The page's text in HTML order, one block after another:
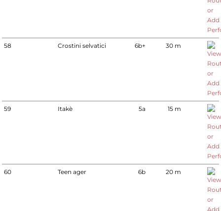
58 Crostini selvatici 6b+ 30 m
59 Itakè 5a 15 m
60 Teen ager 6b 20 m